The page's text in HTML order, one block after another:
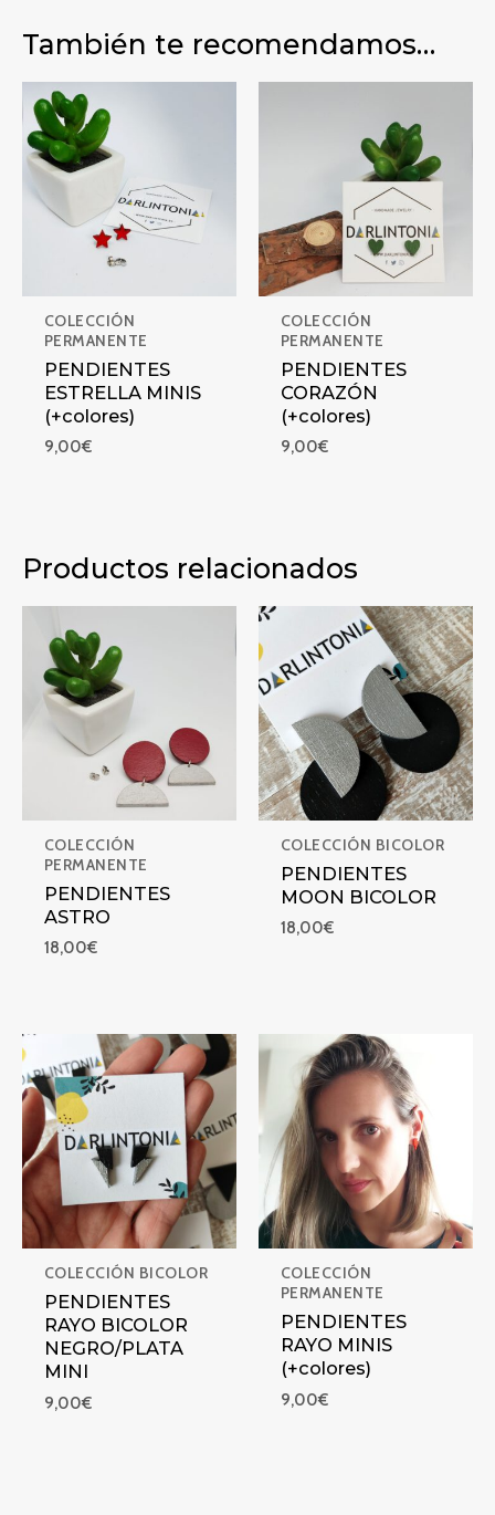
También te recomendamos…
PENDIENTES ESTRELLA MINIS (+colores)
COLECCIÓN
PERMANENTE
PENDIENTES
ESTRELLA MINIS
(+colores)
9,00€
COLECCIÓN
PERMANENTE
PENDIENTES
CORAZÓN
(+colores)
9,00€
Productos relacionados
COLECCIÓN
PERMANENTE
PENDIENTES
ASTRO
18,00€
PENDIENTES MOON
COLECCIÓN BICOLOR
PENDIENTES
MOON BICOLOR
18,00€
PENDIENTES RAYO BICOLOR NEGRO/PLATA MINI
COLECCIÓN BICOLOR
PENDIENTES
RAYO BICOLOR
NEGRO/PLATA
MINI
9,00€
PENDIENTES RAYO MINIS
COLECCIÓN
PERMANENTE
PENDIENTES
RAYO MINIS
(+colores)
9,00€